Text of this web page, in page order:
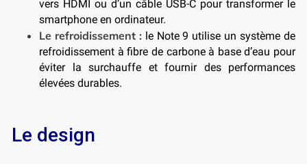
vers HDMI ou d’un câble USB-C pour transformer le
smartphone en ordinateur.
Le refroidissement :le Note 9 utilise un système de
refroidissement à fibre de carbone à base d’eau pour
éviter la surchauffe et fournir des performances
élevées durables.
Le design